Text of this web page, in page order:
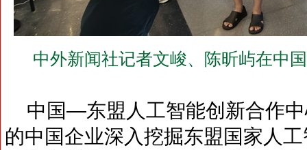
中外新闻社记者文峻、陈昕屿在中
中国—东盟人工智能创新合作中
的中国企业深入挖掘东盟国家人